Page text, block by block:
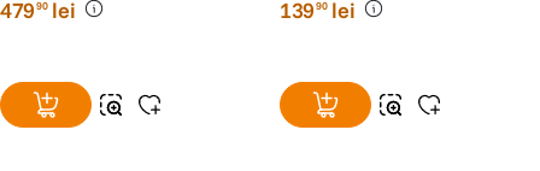
47990 lei 13990 lei